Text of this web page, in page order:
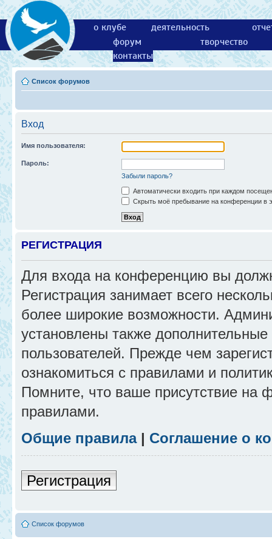
о клубе деятельность
форум
творчество
контакты
Список форумов
Вход
Имя пользователя:
Пароль:
Забыли пароль?
Автоматически входить при каждом
Скрыть моё пребывание на конференции в
РЕГИСТРАЦИЯ
Для входа на конференцию вы
Регистрация занимает всего
более широкие возможности.
установлены также
пользователей. Прежде чем
ознакомиться с правилами и
Помните, что ваше присутствие на
правилами.
Общие правила| Соглашение о
Регистрация
Список форумов